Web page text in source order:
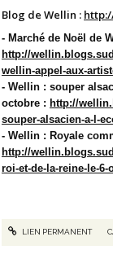
Blog de Wellin :
- Marché de Noël de
http://
wellin-appel-aux-
- Wellin : souper
octobre : http://
souper-alsacien-a-l-
- Wellin : Royale
http://
roi-et-de-la-reine-le-
LIEN PERMANENT